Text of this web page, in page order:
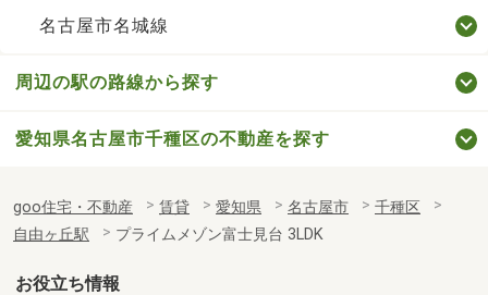
名古屋市名城線
周辺の駅の路線から探す
愛知県名古屋市千種区の不動産を探す
goo住宅・不動産 賃貸 愛知県 名古屋市
千種区
自由ヶ丘駅
プライムメゾン富士見台 3LDK
お役立ち情報